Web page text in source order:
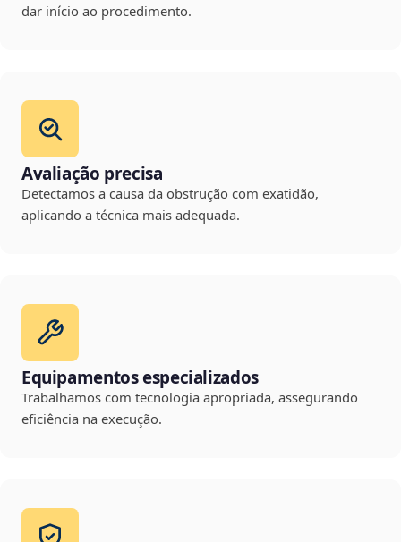
dar início ao procedimento.
Avaliação precisa
Detectamos a causa da obstrução com exatidão,
aplicando a técnica mais adequada.
Equipamentos especializados
Trabalhamos com tecnologia apropriada, assegurando
eficiência na execução.